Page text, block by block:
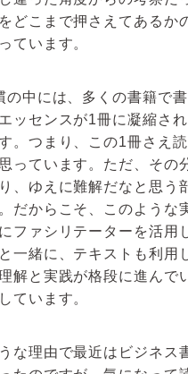
どこまで押さえてあるか
ています。
の中には、多くの書籍で
ッセンスが1冊に凝縮さ
。つまり、この1冊さえ
っています。ただ、その
、ゆえに難解だなと思う
だからこそ、このような
ファシリテーターを活用
一緒に、テキストも利用
解と実践が格段に進んで
ています。
な理由で最近はビジネス